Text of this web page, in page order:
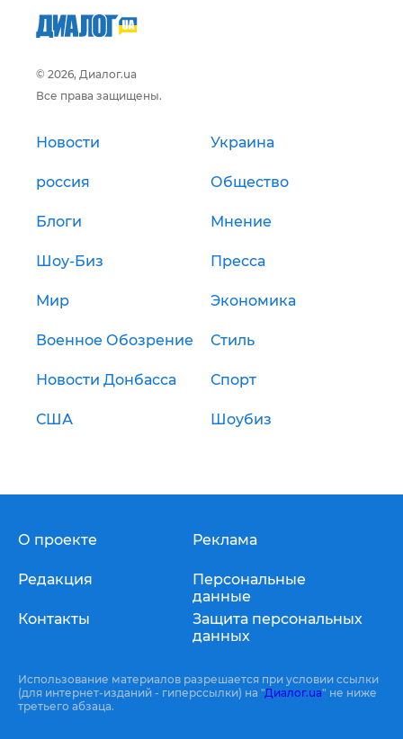
© 2026, Диалог.ua
Все права защищены.
Новости Украина
россия Общество
Блоги Мнение
Шоу-Биз Пресса
Мир Экономика
Военное Обозрение Стиль
Новости Донбасса Спорт
США Шоубиз
О проекте
Редакция
Контакты
Реклама
Персональные
данные
Защита персональных
данных
Использование материалов разрешается при условии ссылки
(для интернет-изданий - гиперссылки) на "Диалог.ua" не ниже
третьего абзаца.